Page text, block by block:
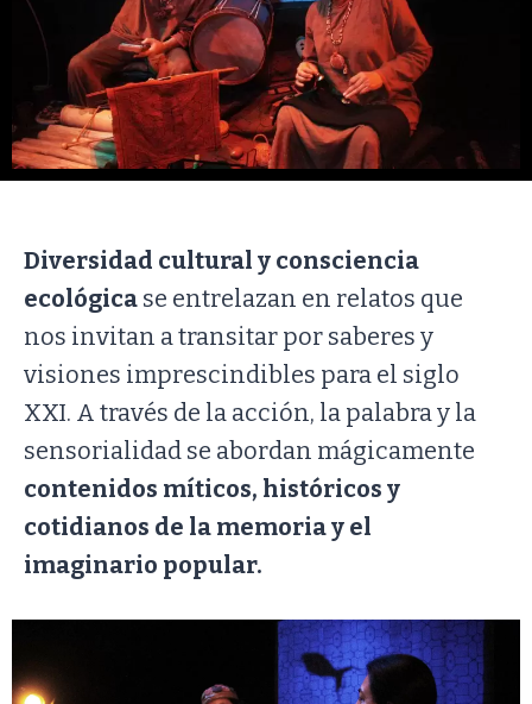
Diversidad cultural y consciencia
ecológica se entrelazan en relatos que
nos invitan a transitar por saberes y
visiones imprescindibles para el siglo
XXI. A través de la acción, la palabra y la
sensorialidad se abordan mágicamente
contenidos míticos, históricos y
cotidianos de la memoria y el
imaginario popular.